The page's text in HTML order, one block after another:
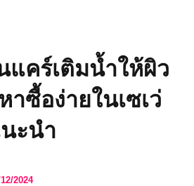
แคร์เติมน้ำให้ผิว
าซื้อง่ายในเซเว่
ะนำ
2024